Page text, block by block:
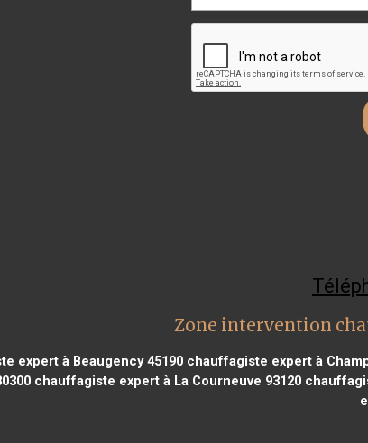
Zone intervention
expert à Beaugency 45190 chauffagiste expert à
chauffagiste expert à La Courneuve 93120